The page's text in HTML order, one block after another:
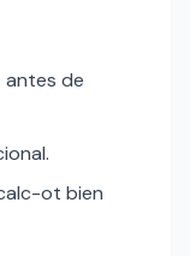
antes de
ot bien